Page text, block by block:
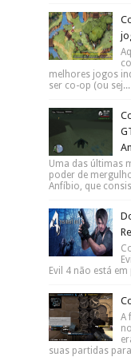
melhores jogos
ser co-op (ou sej...
Uma das últimas
poder de
Anfíbio, que
Evil 4 não está
A
suas partidas